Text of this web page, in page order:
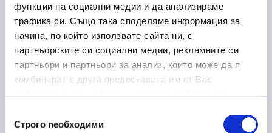
функции на социални медии и да анализираме
трафика си. Също така споделяме информация за
начина, по който използвате сайта ни, с
партньорските си социални медии, рекламните си
партньори и партньори за анализ, които може да я
комбинират с друга предоставена им от Вас
наСтрого nеобходими
Laboratory Logistics
Associate
30/06/2026
Health Care and Pharmaceutical
On-siteSofia